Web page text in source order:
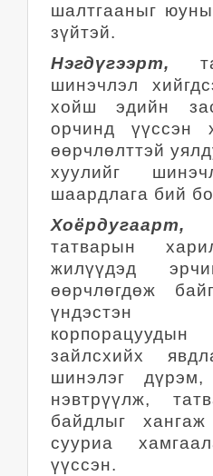
шалтгааныг
зүйтэй.
Нэгдүгээрт,
шинэчлэл
хойш эдийн
орчинд үүссэн
өөрчлөлттэй
хуулийг
шаардлага бий
Хоёрдугаарт,
татварын
жилүүдэд
өөрчлөгдөж
үндэстэн
зайлсхийх
шинэлэг дүрэм,
нэвтрүүлж,
байдлыг
сууриа
үүссэн.